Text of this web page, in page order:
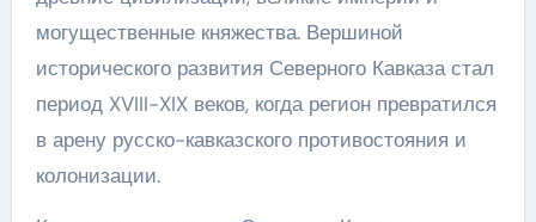
могущественные княжества. Вершиной
исторического развития Северного Кавказа стал
период XVIII-XIX веков, когда регион превратился
в арену русско-кавказского противостояния и
колонизации.